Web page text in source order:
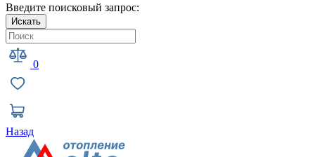
Введите поисковый запрос:
Искать
0
Назад